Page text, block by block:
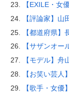
【EXILE・女
【評論家】山
【都道府県】
【サザンオ
【モデル】舟
【お笑い芸人
【歌手・女